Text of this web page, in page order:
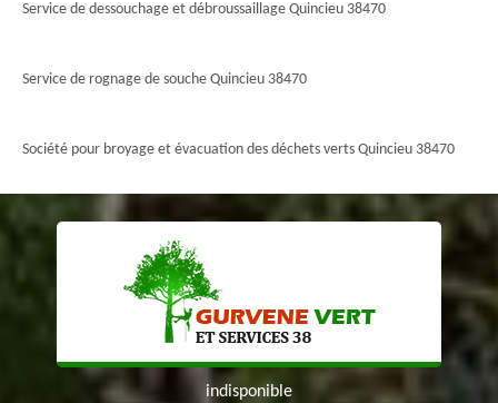
Service de dessouchage et débroussaillage Quincieu 38470
Service de rognage de souche Quincieu 38470
Société pour broyage et évacuation des déchets verts Quincieu 38470
indisponible